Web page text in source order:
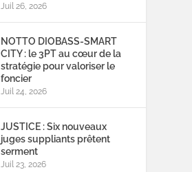
Juil 26, 2026
NOTTO DIOBASS-SMART
CITY : le 3PT au cœur de la
stratégie pour valoriser le
foncier
Juil 24, 2026
JUSTICE : Six nouveaux
juges suppliants prêtent
serment
Juil 23, 2026